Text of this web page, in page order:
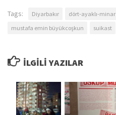
Tags: Diyarbakır dört-ayaklı-
mustafa emin büyükcoşkun
suikast
İLGILI YAZILAR